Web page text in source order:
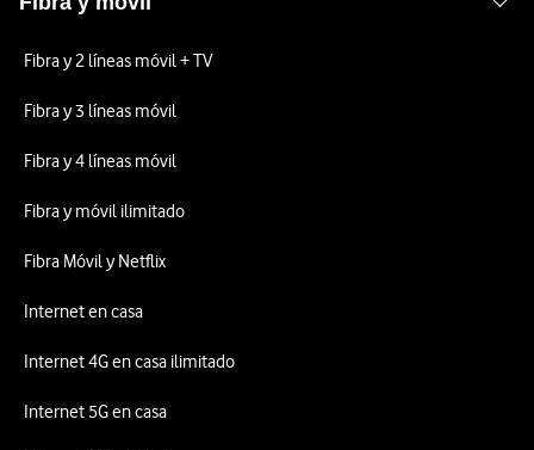
Fibra y 2 líneas móvil + TV
Fibra y 3 líneas móvil
Fibra y 4 líneas móvil
Fibra y móvil ilimitado
Fibra Móvil y Netflix
Internet en casa
Internet 4G en casa ilimitado
Internet 5G en casa